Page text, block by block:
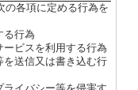
の各項に定める行為を
る行為
ービスを利用する行為
を送信又は書き込む行